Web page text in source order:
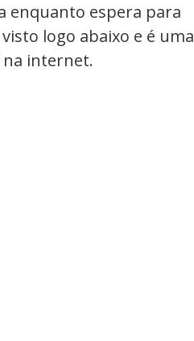
enquanto espera para
logo abaixo e é uma
na internet.